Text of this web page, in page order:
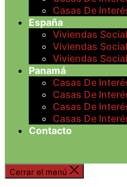
Casas De
España
Viviendas
Viviendas
Viviendas
Panamá
Casas De
Casas De
Casas De
Casas De
Contacto
Cerrar el menú